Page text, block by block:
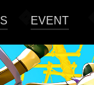
EVENT